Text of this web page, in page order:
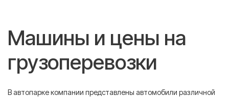
Машины и цены на
грузоперевозки
В автопарке компании представлены автомобили различной